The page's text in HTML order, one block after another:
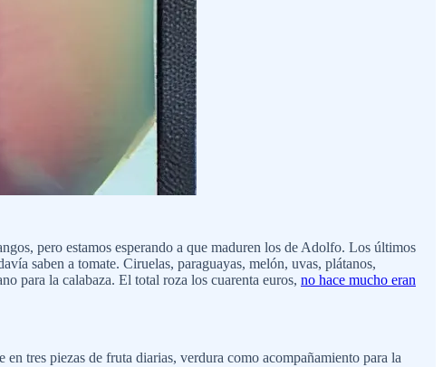
pero estamos esperando a que maduren los de Adolfo. Los últimos
saben a tomate. Ciruelas, paraguayas, melón, uvas, plátanos,
para la calabaza. El total roza los cuarenta euros, no hace mucho eran
tres piezas de fruta diarias, verdura como acompañamiento para la